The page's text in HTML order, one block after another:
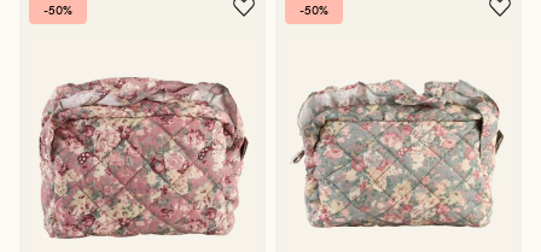
-50% -50%